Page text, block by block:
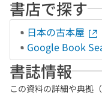
書店で探す
日本の古本屋
Google Book
書誌情報
この資料の詳細や典拠